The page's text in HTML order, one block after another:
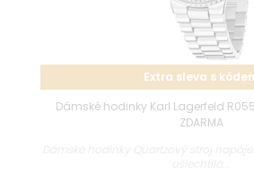
Extra sleva s
Dámské hodinky Karl Lagerfeld
ZDARMA